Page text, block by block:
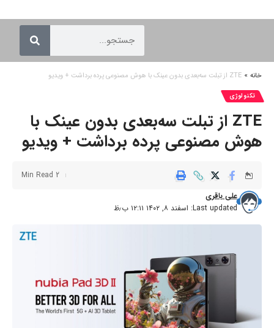
خانه » ZTE از تبلت سه‌بعدی بدون عینک با هوش مصنوعی پرده برداشت + ویدیو
تکنولوژی
ZTE از تبلت سه‌بعدی بدون عینک با
هوش مصنوعی پرده برداشت + ویدیو
Last updated: اسفند ۸, ۱۴۰۲ ۱۲:۱۱ ب٫ظ
علی باقری
2 Min Read